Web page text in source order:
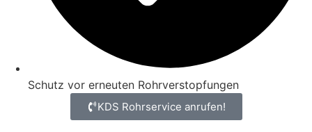
Schutz vor erneuten Rohrverstopfungen
KDS Rohrservice anrufen!